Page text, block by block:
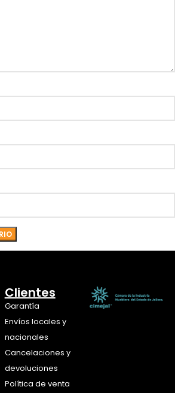
Clientes
Garantía
Envíos locales y
nacionales
Cancelaciones y
devoluciones
Política de venta